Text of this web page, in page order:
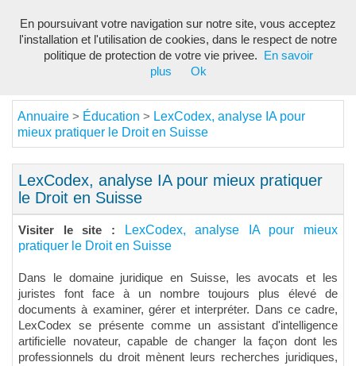
Annuaire > Éducation > LexCodex, analyse IA pour
mieux pratiquer le Droit en Suisse
LexCodex, analyse IA pour mieux pratiquer
le Droit en Suisse
Visiter le site :
LexCodex, analyse IA pour mieux
pratiquer le Droit en Suisse
Dans le domaine juridique en Suisse, les avocats et les
juristes font face à un nombre toujours plus élevé de
documents à examiner, gérer et interpréter. Dans ce cadre,
LexCodex se présente comme un assistant d'intelligence
artificielle novateur, capable de changer la façon dont les
professionnels du droit mènent leurs recherches juridiques,
En poursuivant votre navigation sur notre site, vous acceptez
l'installation et l'utilisation de cookies, dans le respect de notre
politique de protection de votre vie privee.
En savoir
plus
Ok